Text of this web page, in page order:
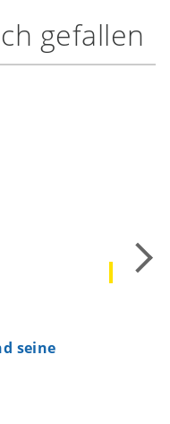
gefallen
seine
NEU